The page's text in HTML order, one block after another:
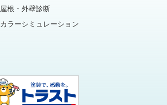
屋根・外壁診断
カラーシミュレーション